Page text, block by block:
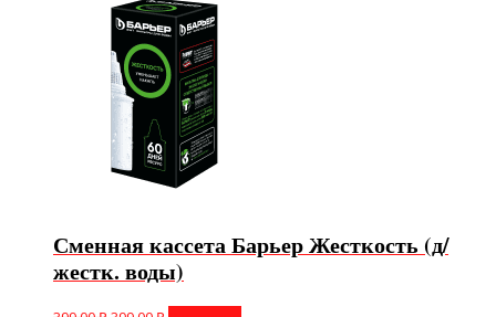
Сменная кассета Барьер Жесткость (д/
жестк. воды)